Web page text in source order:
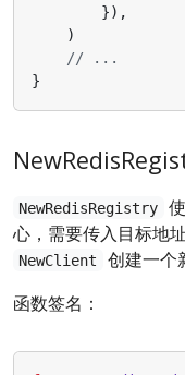
}),
)
// ...
}
NewRedisRegistry
心，需要传入目标地
NewClient
创建一个
函数签名：